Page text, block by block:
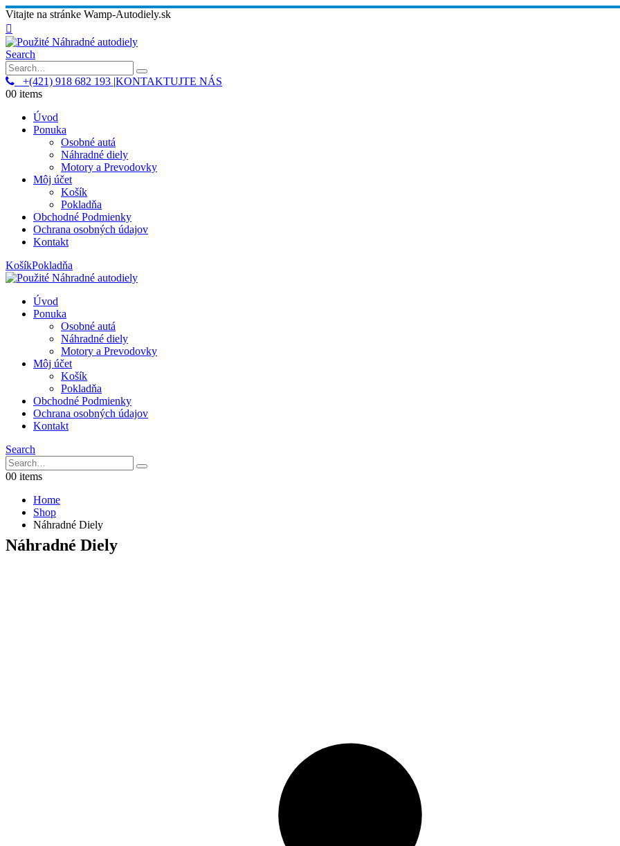
Vitajte na stránke Wamp-Autodiely.sk
Search
+(421) 918 682 193 |KONTAKTUJTE NÁS
00 items
Úvod
Ponuka
Osobné autá
Náhradné diely
Motory a Prevodovky
Môj účet
Košík
Pokladňa
Obchodné Podmienky
Ochrana osobných údajov
Kontakt
KošíkPokladňa
Úvod
Ponuka
Osobné autá
Náhradné diely
Motory a Prevodovky
Môj účet
Košík
Pokladňa
Obchodné Podmienky
Ochrana osobných údajov
Kontakt
Search
00 items
Home
Shop
Náhradné Diely
Náhradné Diely